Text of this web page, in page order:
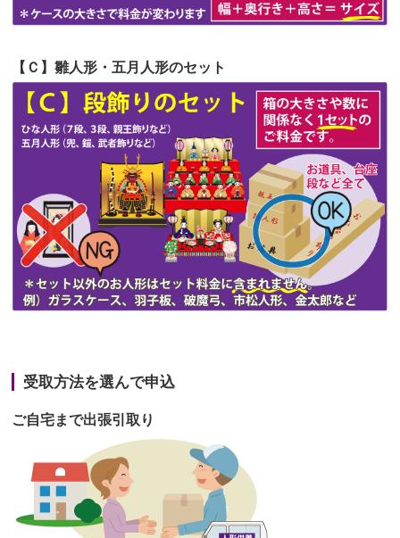
第50回人形供養祭令和4年3月15日(火)
第49回人形供養祭令和4年1月17日(月)
第48回人形供養祭令和3年12月3日(金)
第47回人形供養祭 令和3年10月11日(月)
第46回人形供養祭 令和3年9月13日(月)
第45回人形供養祭令和3年7月12日(月)
第44回人形供養祭令和3年6月3日(木)
第43回人形供養祭令和3年4月23日(金)
第39回人形供養祭令和2年10月22日(木)
第38回人形供養祭 令和2年8月26日(水)
第37回人形供養祭 令和2年6月8日(月)
【Ｃ】雛人形・五月人形のセット
受取方法を選んで申込
ご自宅まで出張引取り